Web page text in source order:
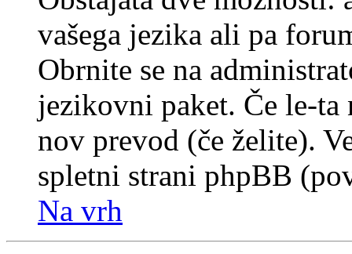
vašega jezika ali pa
Obrnite se na
jezikovni paket. Če le-ta
nov prevod (če želite).
spletni strani phpBB
Na vrh